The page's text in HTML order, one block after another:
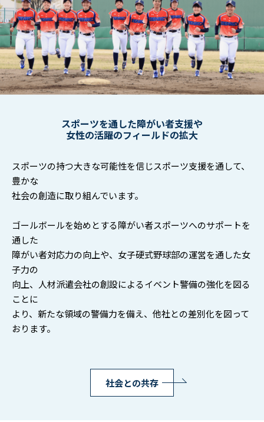
スポーツを通した障がい者支援や
女性の活躍のフィールドの拡大
スポーツの持つ大きな可能性を信じスポーツ支援を通して、
豊かな
社会の創造に取り組んでいます。
ゴールボールを始めとする障がい者スポーツへのサポートを
通した
障がい者対応力の向上や、女子硬式野球部の運営を通した女
子力の
向上、人材派遣会社の創設によるイベント警備の強化を図る
ことに
より、新たな領域の警備力を備え、他社との差別化を図って
おります。
社会との共存